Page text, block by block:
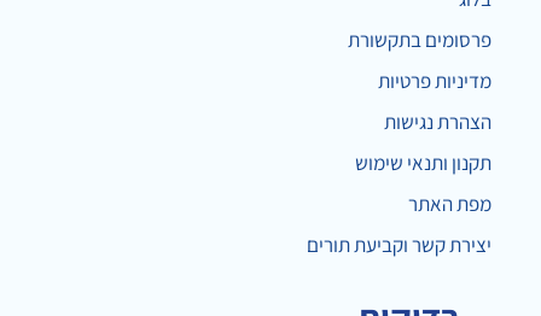
פרסומים בתקשורת
מדיניות פרטיות
הצהרת נגישות
תקנון ותנאי שימוש
מפת האתר
יצירת קשר וקביעת תורים